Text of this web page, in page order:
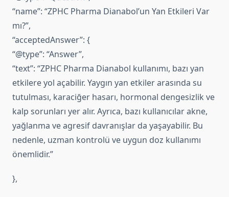
“name”: “ZPHC Pharma Dianabol’un Yan Etkileri Var
mı?”,
“acceptedAnswer”: {
“@type”: “Answer”,
“text”: “ZPHC Pharma Dianabol kullanımı, bazı yan
etkilere yol açabilir. Yaygın yan etkiler arasında su
tutulması, karaciğer hasarı, hormonal dengesizlik ve
kalp sorunları yer alır. Ayrıca, bazı kullanıcılar akne,
yağlanma ve agresif davranışlar da yaşayabilir. Bu
nedenle, uzman kontrolü ve uygun doz kullanımı
önemlidir.”
},